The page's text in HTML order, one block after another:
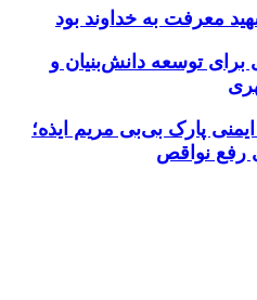
معرفت به خداوند بود
توسعه دانش‌بنیان و
پارک بی‌بی مریم ایذه؛
رفع نواقص